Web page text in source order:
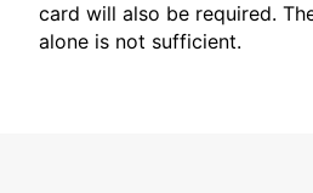
card will also be required.
alone is not sufficient.